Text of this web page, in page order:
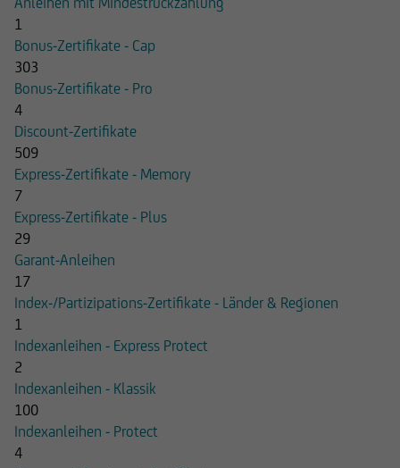
1
Bonus-Zertifikate - Cap
303
Bonus-Zertifikate - Pro
4
Discount-Zertifikate
509
Express-Zertifikate - Memory
7
Express-Zertifikate - Plus
29
Garant-Anleihen
17
Index-/Partizipations-Zertifikate - Länder & Regionen
1
Indexanleihen - Express Protect
2
Indexanleihen - Klassik
100
Indexanleihen - Protect
4